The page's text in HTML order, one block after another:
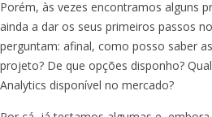
Porém, às vezes encontramos alguns
ainda a dar os seus primeiros passos
perguntam: afinal, como posso saber
projeto? De que opções disponho?
Analytics disponível no mercado?